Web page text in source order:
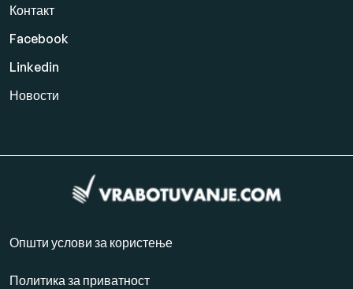
Контакт
Facebook
Linkedin
Новости
Општи услови за користење
Политика за приватност